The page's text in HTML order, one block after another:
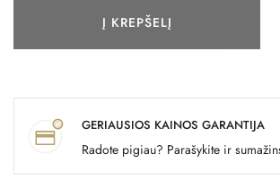
Į KREPŠELĮ
GERIAUSIOS KAINOS GARANTIJA
Radote pigiau? Parašykite ir